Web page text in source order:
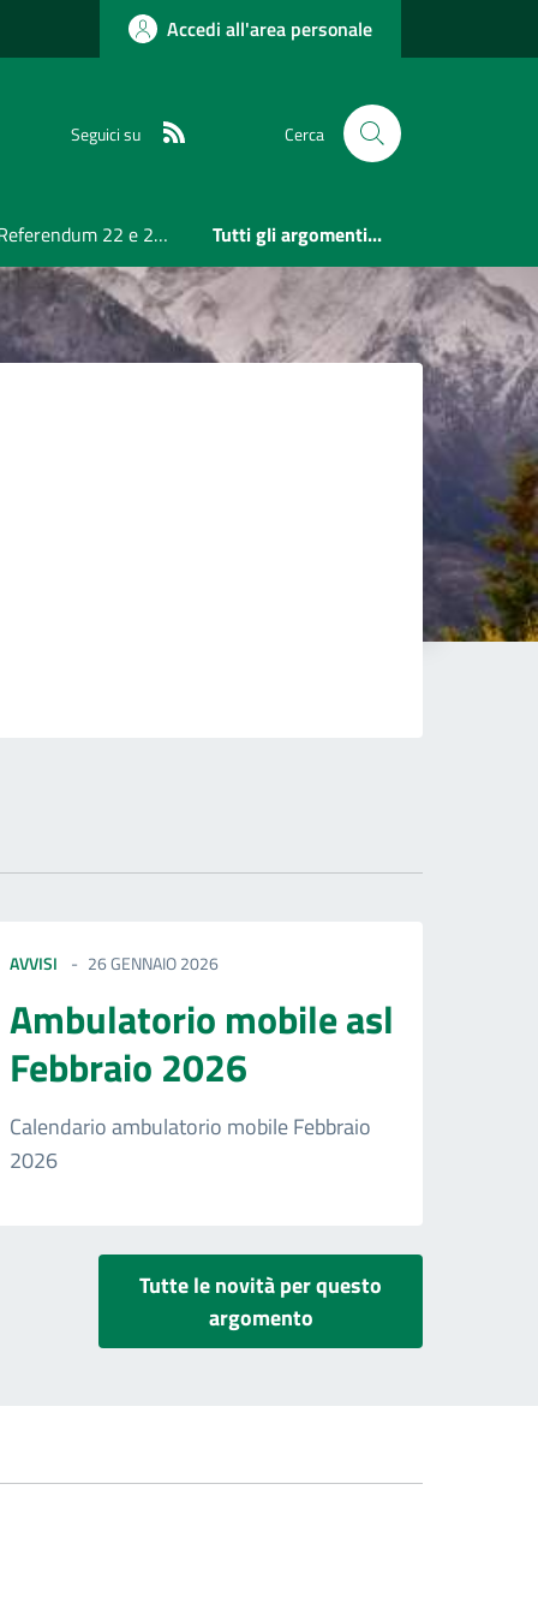
Accedi all'area personale
Seguici su Cerca
Referendum 22 e 23 Marzo 2026 Tutti gli argomenti...
AVVISI 26 GENNAIO 2026
Ambulatorio mobile asl
Febbraio 2026
Calendario ambulatorio mobile Febbraio
2026
Tutte le novità per questo
argomento